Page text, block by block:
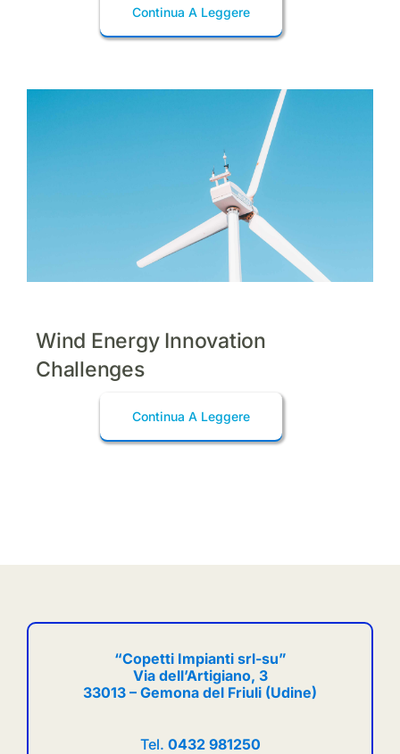
Continua A Leggere
Wind Energy Innovation
Challenges
Continua A Leggere
“Copetti Impianti srl-su”
Via dell’Artigiano, 3
33013 – Gemona del Friuli (Udine)
Tel. 0432 981250